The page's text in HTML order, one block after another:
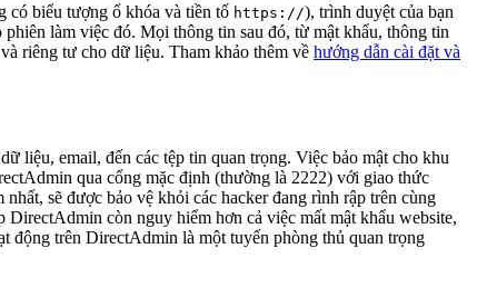
có biểu tượng ổ khóa và tiền tố https://), trình duyệt của bạn
làm việc đó. Mọi thông tin sau đó, từ mật khẩu, thông tin
riêng tư cho dữ liệu. Tham khảo thêm về hướng dẫn cài đặt và
liệu, email, đến các tệp tin quan trọng. Việc bảo mật cho khu
qua cổng mặc định (thường là 2222) với giao thức
sẽ được bảo vệ khỏi các hacker đang rình rập trên cùng
còn nguy hiểm hơn cả việc mất mật khẩu website,
động trên DirectAdmin là một tuyến phòng thủ quan trọng